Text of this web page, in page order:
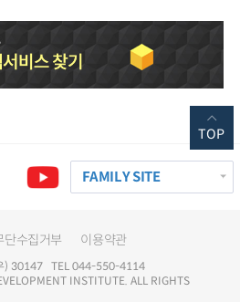
FAMILY SITE
단수집거부 이용약관
) 30147 TEL 044-550-4114
INSTITUTE. ALL RIGHTS
TOP